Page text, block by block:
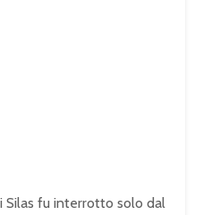
Silas fu interrotto solo dal